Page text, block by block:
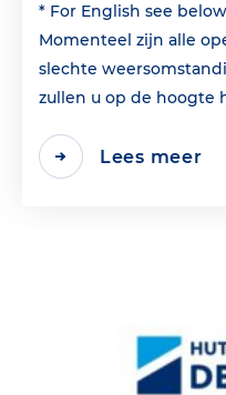
* For English see
Momenteel zijn alle
slechte
zullen u op de hoogte
Lees meer